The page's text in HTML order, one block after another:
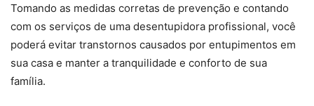
Tomando as medidas corretas de prevenção e contando
com os serviços de uma desentupidora profissional, você
poderá evitar transtornos causados por entupimentos em
sua casa e manter a tranquilidade e conforto de sua
família.